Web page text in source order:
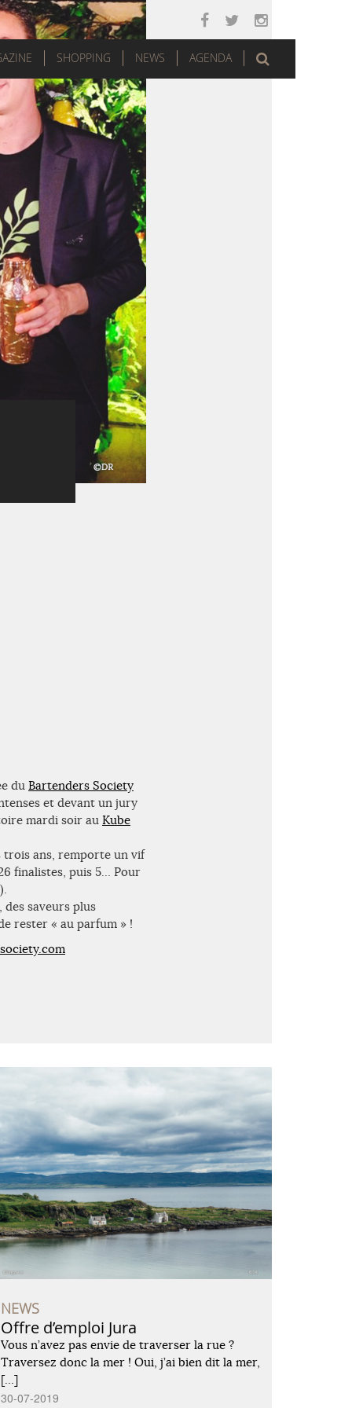
SHOPPING NEWS AGENDA
du Bartenders Society
et devant un jury
mardi soir au Kube
trois ans, remporte un vif
finalistes, puis 5… Pour
des saveurs plus
rester « au parfum » !
NEWS
Offre d’emploi Jura
Vous n’avez pas envie de traverser la rue ?
Traversez donc la mer ! Oui, j’ai bien dit la mer,
[…]
30-07-2019